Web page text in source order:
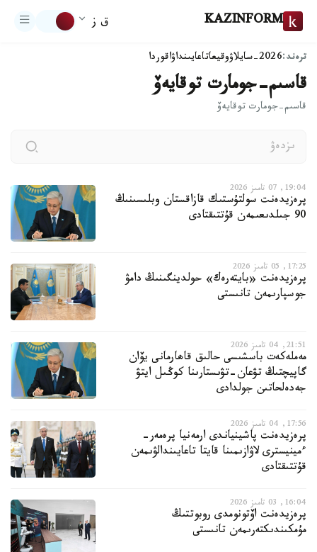
KAZINFORM ق ز
ترەند:2026-سايلاۋ وقيعاتاعايىنداۋاقوردا
قاسىم-جومارت توقايەۆ
قاسىم-جومارت توقايەۆ
19:04, 07 تامىز 2026
پرەزيدەنت سولتۇستىك قازاقستان وبلىسىنىڭ
90 جىلدىعىمەن قۇتتىقتادى
17:25, 05 تامىز 2026
پرەزيدەنت «بايتەرەك» حولدينگىنىڭ دامۋ
جوسپارىمەن تانىستى
21:51, 04 تامىز 2026
مەملەكەت باسشىسى حالىق قاھارمانى يۆان
گاپيچتىڭ تۋعان-تۋىستارىنا كوڭىل ايتۋ
جەدەلحاتىن جولدادى
17:56, 04 تامىز 2026
پرەزيدەنت پاشينياندى ارمەنيا پرەمەر-
ءمينيسترى لاۋازىمىنا قايتا تاعايىندالۋىمەن
قۇتتىقتادى
16:04, 03 تامىز 2026
پرەزيدەنت اۆتونومدى روبوتتىڭ
مۇمكىندىكتەرىمەن تانىستى